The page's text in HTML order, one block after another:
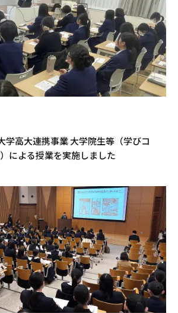
学高大連携事業 大学院生等（学びコ
による授業を実施しました